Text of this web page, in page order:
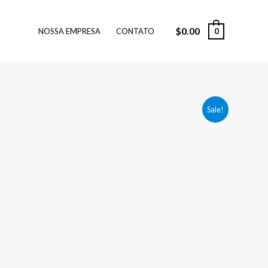
NOSSA EMPRESA CONTATO $0.00 0
Sale!